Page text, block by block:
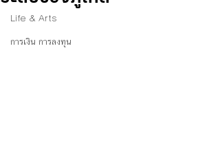
Life & Arts
การเงิน การลงทุน